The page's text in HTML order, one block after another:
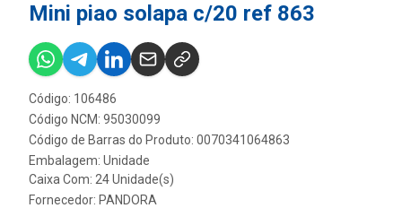
Mini piao solapa c/20 ref 863
Código: 106486
Código NCM: 95030099
Código de Barras do Produto: 0070341064863
Embalagem: Unidade
Caixa Com: 24 Unidade(s)
Fornecedor: PANDORA